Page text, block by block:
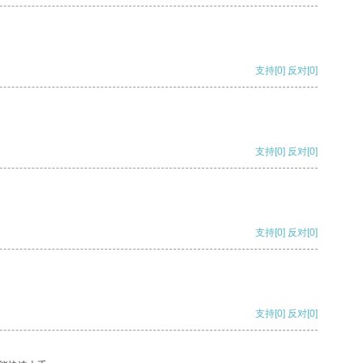
支持[0] 反对[0]
支持[0] 反对[0]
支持[0] 反对[0]
支持[0] 反对[0]